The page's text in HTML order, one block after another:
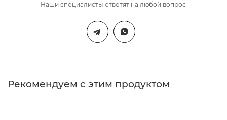
Наши специалисты ответят на любой вопрос
Рекомендуем с этим продуктом